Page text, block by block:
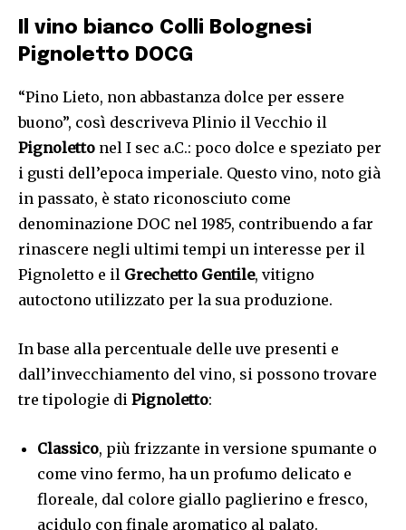
Il vino bianco Colli Bolognesi
Pignoletto DOCG
“Pino Lieto, non abbastanza dolce per essere
buono”, così descriveva Plinio il Vecchio il
Pignoletto nel I sec a.C.: poco dolce e speziato per
i gusti dell’epoca imperiale. Questo vino, noto già
in passato, è stato riconosciuto come
denominazione DOC nel 1985, contribuendo a far
rinascere negli ultimi tempi un interesse per il
Pignoletto e il Grechetto Gentile, vitigno
autoctono utilizzato per la sua produzione.
In base alla percentuale delle uve presenti e
dall’invecchiamento del vino, si possono trovare
tre tipologie di Pignoletto:
Classico, più frizzante in versione spumante o
come vino fermo, ha un profumo delicato e
floreale, dal colore giallo paglierino e fresco,
acidulo con finale aromatico al palato.